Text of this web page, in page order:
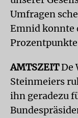
Umfragen
Emnid konnte
AMTSZEITDe
Steinmeiers
ihn geradezu